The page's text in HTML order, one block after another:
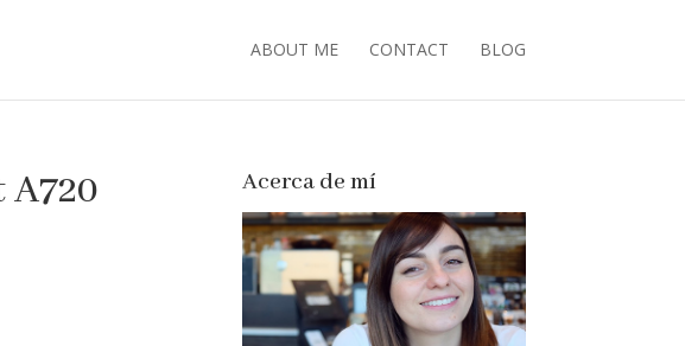
ABOUT ME CONTACT BLOG
Acerca de mí